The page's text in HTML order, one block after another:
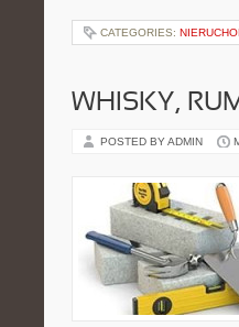
CATEGORIES:
WHISKY,
POSTED BY ADMIN